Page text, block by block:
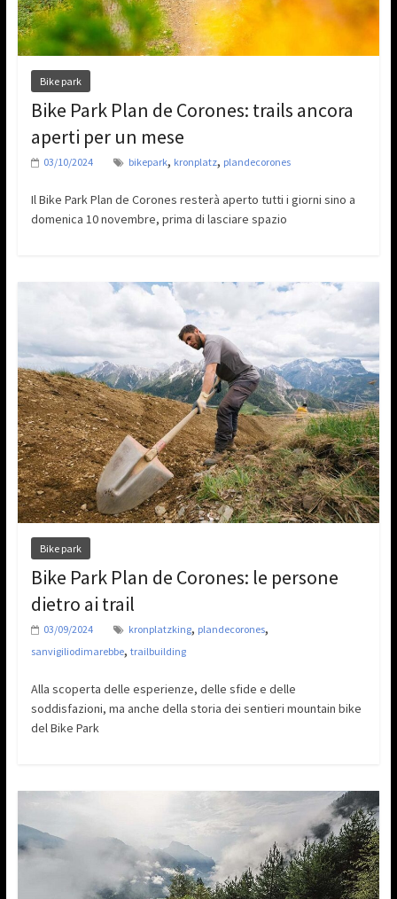
Bike park
Bike Park Plan de Corones: trails ancora
aperti per un mese
03/10/2024 bikepark, kronplatz, plandecorones
Il Bike Park Plan de Corones resterà aperto tutti i giorni sino a
domenica 10 novembre, prima di lasciare spazio
Bike park
Bike Park Plan de Corones: le persone
dietro ai trail
03/09/2024 kronplatzking, plandecorones,
sanvigiliodimarebbe, trailbuilding
Alla scoperta delle esperienze, delle sfide e delle
soddisfazioni, ma anche della storia dei sentieri mountain bike
del Bike Park